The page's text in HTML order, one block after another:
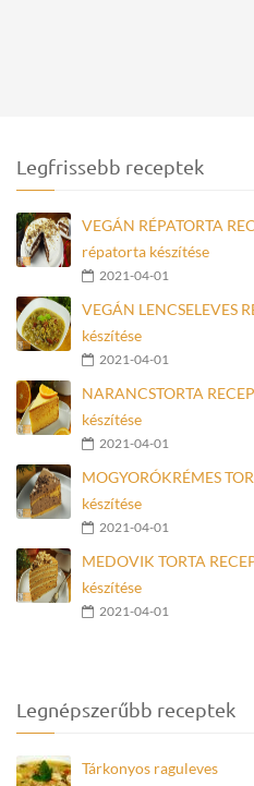
Legfrissebb receptek
VEGÁN RÉPATORTA
répatorta készítése
2021-04-01
VEGÁN LENCSELEVES
készítése
2021-04-01
NARANCSTORTA
készítése
2021-04-01
MOGYORÓKRÉMES
készítése
2021-04-01
MEDOVIK TORTA
készítése
2021-04-01
Legnépszerűbb receptek
Tárkonyos raguleves